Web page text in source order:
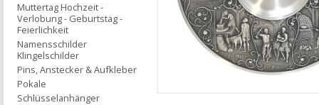
Muttertag Hochzeit -
Verlobung - Geburtstag -
Feierlichkeit
Namensschilder
Klingelschilder
Pins, Anstecker & Aufkleber
Pokale
Schlüsselanhänger